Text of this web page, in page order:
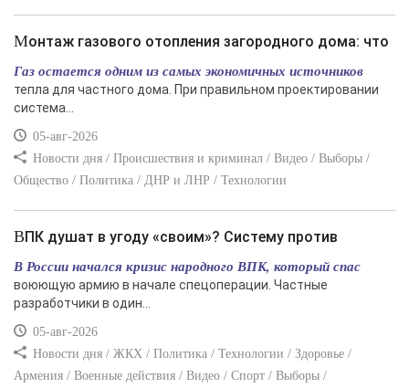
Монтаж газового отопления загородного дома: что
Газ остается одним из самых экономичных источников
тепла для частного дома. При правильном проектировании
система...
05-авг-2026
Новости дня / Происшествия и криминал / Видео / Выборы /
Общество / Политика / ДНР и ЛНР / Технологии
ВПК душат в угоду «своим»? Систему против
В России начался кризис народного ВПК, который спас
воюющую армию в начале спецоперации. Частные
разработчики в один...
05-авг-2026
Новости дня / ЖКХ / Политика / Технологии / Здоровье /
Армения / Военные действия / Видео / Спорт / Выборы /